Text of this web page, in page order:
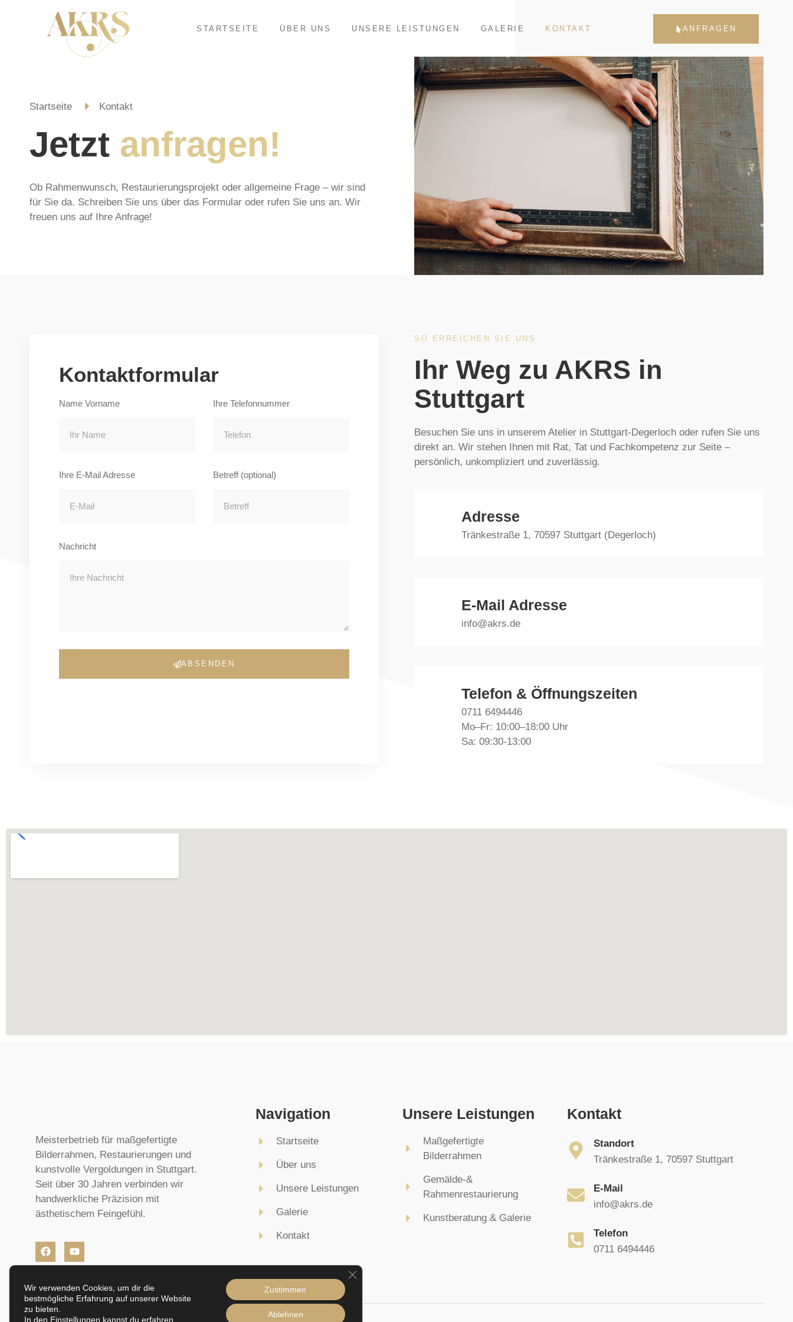
STARTSEITE ÜBER UNS UNSERE LEISTUNGEN GALERIE KONTAKT ANFRAGEN
Startseite Kontakt
Jetzt anfragen!
Ob Rahmenwunsch, Restaurierungsprojekt oder allgemeine Frage – wir sind
für Sie da. Schreiben Sie uns über das Formular oder rufen Sie uns an. Wir
freuen uns auf Ihre Anfrage!
Kontaktformular
Name Vorname Ihre Telefonnummer
Ihre E-Mail Adresse Betreff (optional)
Nachricht
ABSENDEN
SO ERREICHEN SIE UNS
Ihr Weg zu AKRS in
Stuttgart
Besuchen Sie uns in unserem Atelier in Stuttgart-Degerloch oder rufen Sie uns
direkt an. Wir stehen Ihnen mit Rat, Tat und Fachkompetenz zur Seite –
persönlich, unkompliziert und zuverlässig.
Adresse
Tränkestraße 1, 70597 Stuttgart (Degerloch)
E-Mail Adresse
info@akrs.de
Telefon & Öffnungszeiten
0711 6494446
Mo–Fr: 10:00–18:00 Uhr
Sa: 09:30-13:00
Meisterbetrieb für maßgefertigte
Bilderrahmen, Restaurierungen und
kunstvolle Vergoldungen in Stuttgart.
Seit über 30 Jahren verbinden wir
handwerkliche Präzision mit
ästhetischem Feingefühl.
Navigation
Startseite
Über uns
Unsere Leistungen
Galerie
Kontakt
Unsere Leistungen
Maßgefertigte
Bilderrahmen
Gemälde-&
Rahmenrestaurierung
Kunstberatung & Galerie
Kontakt
Standort
Tränkestraße 1, 70597 Stuttgart
E-Mail
info@akrs.de
Telefon
0711 6494446
Wir verwenden Cookies, um dir die
bestmögliche Erfahrung auf unserer Website
zu bieten.
In den Einstellungen kannst du erfahren,
Zustimmen
Ablehnen
GDPR COOKIE-BANNER SCHLIESSEN